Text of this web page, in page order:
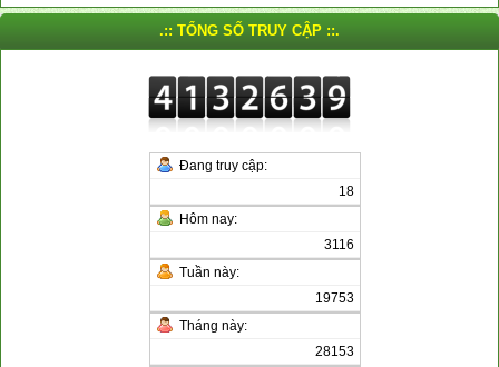
.:: TỔNG SỐ TRUY CẬP ::.
Đang truy cập:
18
Hôm nay:
3116
Tuần này:
19753
Tháng này:
28153